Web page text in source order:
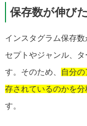
保存数が伸び
インスタグラム保存
セプトやジャンル、
す。そのため、
自分
存されているのかを
す。